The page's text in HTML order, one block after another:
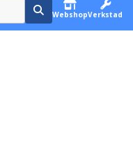
WebshopVerkstad